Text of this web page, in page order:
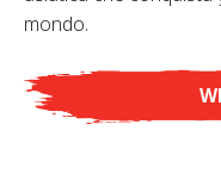
mondo.